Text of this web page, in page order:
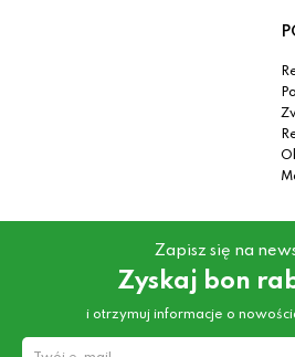
Zapisz się na
Zyskaj bon
i otrzymuj informacje o